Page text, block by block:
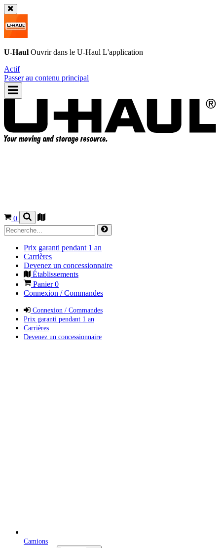
U-Haul Ouvrir dans le U-Haul L'application
Actif
Passer au contenu principal
0
Prix garanti pendant 1 an
Carrières
Devenez un concessionnaire
Établissements
Panier0
Connexion / Commandes
Connexion / Commandes
Prix garanti pendant 1 an
Carrières
Devenez un concessionnaire
Camions